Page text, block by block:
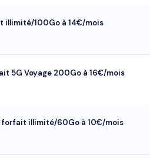
illimité/100Go à 14€/mois
5G Voyage 200Go à 16€/mois
forfait illimité/60Go à 10€/mois